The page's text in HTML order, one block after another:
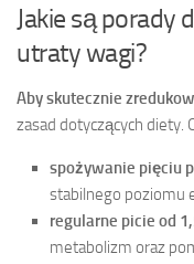
Jakie są porady
utraty wagi?
Aby skutecznie
zasad dotyczących diety.
spożywanie pięciu
stabilnego poziomu
regularne picie od
metabolizm oraz